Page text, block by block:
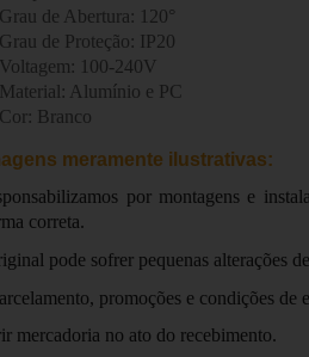
Grau de Abertura: 120°
Grau de Proteção: IP20
Voltagem: 100-240V
Material: Alumínio e PC
Cor: Branco
meramente ilustrativas:
por montagens e
correta.
pode sofrer pequenas alterações
promoções e condições de
mercadoria no ato do recebimento.